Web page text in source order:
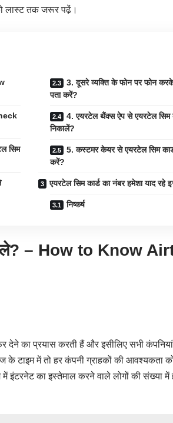
लास्ट तक जरूर पढे़ं।
सिम
3. दूसरे व्यक्ति के फोन पर फोन
पता करें?
4. एयरटेल थैंक्स ऐप से एयरटेल सिम
निकालें?
5. कस्टमर केयर से एयरटेल सिम
करें?
एयरटेल सिम कार्ड का नंबर हमेशा याद रहे
निष्कर्ष
– How to Know
का प्रयास करती हैं और इसीलिए सभी
टाइम में तो हर कंपनी ग्राहकों की आवश्यकता
में इंटरनेट का इस्तेमाल करने वाले लोगों की संख्या में